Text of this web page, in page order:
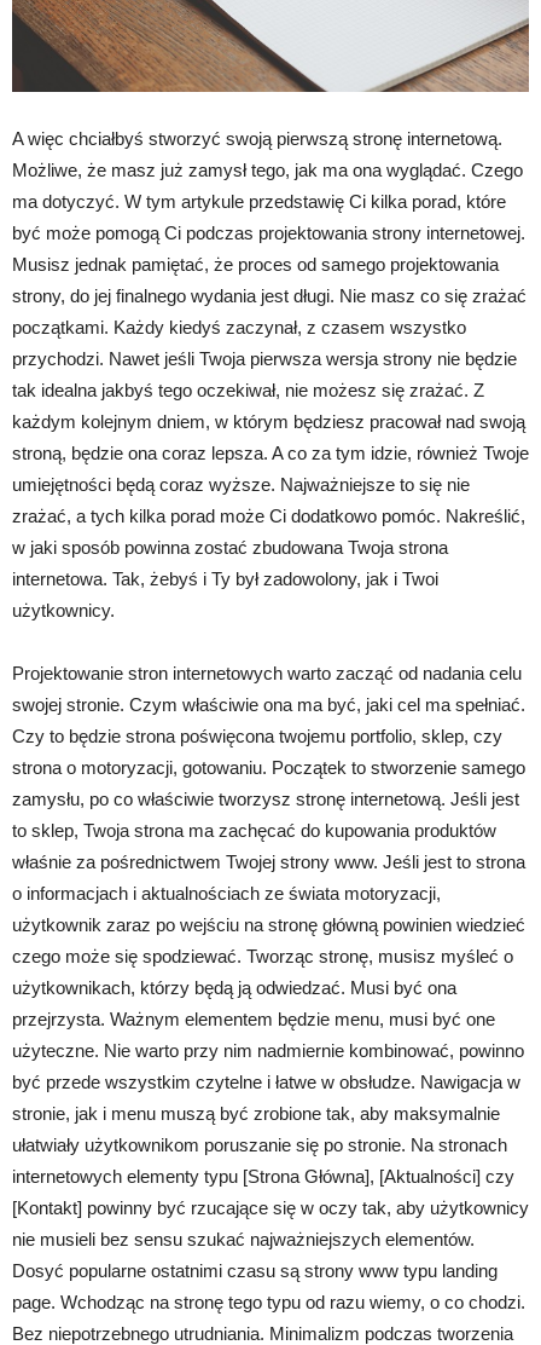
A więc chciałbyś stworzyć swoją pierwszą stronę internetową.
Możliwe, że masz już zamysł tego, jak ma ona wyglądać. Czego
ma dotyczyć. W tym artykule przedstawię Ci kilka porad, które
być może pomogą Ci podczas projektowania strony internetowej.
Musisz jednak pamiętać, że proces od samego projektowania
strony, do jej finalnego wydania jest długi. Nie masz co się zrażać
początkami. Każdy kiedyś zaczynał, z czasem wszystko
przychodzi. Nawet jeśli Twoja pierwsza wersja strony nie będzie
tak idealna jakbyś tego oczekiwał, nie możesz się zrażać. Z
każdym kolejnym dniem, w którym będziesz pracował nad swoją
stroną, będzie ona coraz lepsza. A co za tym idzie, również Twoje
umiejętności będą coraz wyższe. Najważniejsze to się nie
zrażać, a tych kilka porad może Ci dodatkowo pomóc. Nakreślić,
w jaki sposób powinna zostać zbudowana Twoja strona
internetowa. Tak, żebyś i Ty był zadowolony, jak i Twoi
użytkownicy.
Projektowanie stron internetowych warto zacząć od nadania celu
swojej stronie. Czym właściwie ona ma być, jaki cel ma spełniać.
Czy to będzie strona poświęcona twojemu portfolio, sklep, czy
strona o motoryzacji, gotowaniu. Początek to stworzenie samego
zamysłu, po co właściwie tworzysz stronę internetową. Jeśli jest
to sklep, Twoja strona ma zachęcać do kupowania produktów
właśnie za pośrednictwem Twojej strony www. Jeśli jest to strona
o informacjach i aktualnościach ze świata motoryzacji,
użytkownik zaraz po wejściu na stronę główną powinien wiedzieć
czego może się spodziewać. Tworząc stronę, musisz myśleć o
użytkownikach, którzy będą ją odwiedzać. Musi być ona
przejrzysta. Ważnym elementem będzie menu, musi być one
użyteczne. Nie warto przy nim nadmiernie kombinować, powinno
być przede wszystkim czytelne i łatwe w obsłudze. Nawigacja w
stronie, jak i menu muszą być zrobione tak, aby maksymalnie
ułatwiały użytkownikom poruszanie się po stronie. Na stronach
internetowych elementy typu [Strona Główna], [Aktualności] czy
[Kontakt] powinny być rzucające się w oczy tak, aby użytkownicy
nie musieli bez sensu szukać najważniejszych elementów.
Dosyć popularne ostatnimi czasu są strony www typu landing
page. Wchodząc na stronę tego typu od razu wiemy, o co chodzi.
Bez niepotrzebnego utrudniania. Minimalizm podczas tworzenia